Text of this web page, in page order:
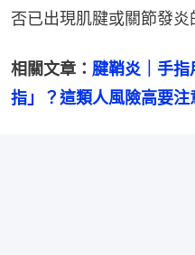
否已出現肌腱或關節發炎
相關文章： 腱鞘炎｜手
指」？這類人風險高要注